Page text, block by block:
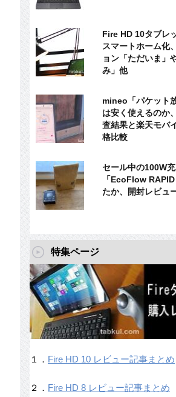
Fire HD 10タブレ
スマートホーム化
ョン「ただいま」
み」他
mineo「パケット
は安く使えるのか
査結果と楽天モバ
格比較
セール中の100W
「EcoFlow
たか、開封レビュ
特集ページ
１． Fire HD 10 レビュー記事まとめ
２． Fire HD 8 レビュー記事まとめ